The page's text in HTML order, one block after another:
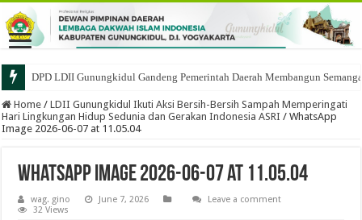
DPD LDII Gunungkidul Gandeng Pemerintah Daerah Membangun
Home / LDII Gunungkidul Ikuti Aksi Bersih-Bersih Sampah Memperingati
Hari Lingkungan Hidup Sedunia dan Gerakan Indonesia ASRI / WhatsApp
Image 2026-06-07 at 11.05.04
WhatsApp Image 2026-06-07 at 11.05.04
wag. gino June 7, 2026
Leave a comment
32 Views